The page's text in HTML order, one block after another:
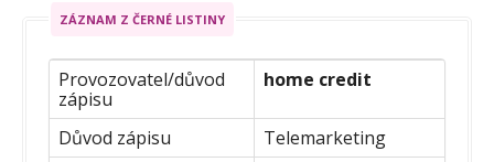
ZÁZNAM Z ČERNÉ LISTINY
Provozovatel/důvod
zápisu
home credit
Důvod zápisu
Telemarketing